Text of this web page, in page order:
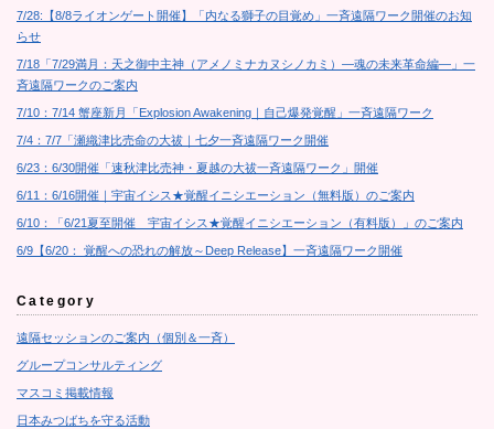
7/28:【8/8ライオンゲート開催】「内なる獅子の目覚め」一斉遠隔ワーク開催のお知
らせ
7/18「7/29満月：天之御中主神（アメノミナカヌシノカミ）―魂の未来革命編―」一
斉遠隔ワークのご案内
7/10：7/14 蟹座新月「Explosion Awakening｜自己爆発覚醒」一斉遠隔ワーク
7/4：7/7「瀬織津比売命の大祓｜七夕一斉遠隔ワーク開催
6/23：6/30開催「速秋津比売神・夏越の大祓一斉遠隔ワーク」開催
6/11：6/16開催｜宇宙イシス★覚醒イニシエーション（無料版）のご案内
6/10：「6/21夏至開催 宇宙イシス★覚醒イニシエーション（有料版）」のご案内
6/9【6/20： 覚醒への恐れの解放～Deep Release】一斉遠隔ワーク開催
Category
遠隔セッションのご案内（個別＆一斉）
グループコンサルティング
マスコミ掲載情報
日本みつばちを守る活動